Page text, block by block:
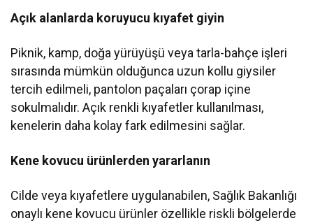
Açık alanlarda koruyucu kıyafet giyin
Piknik, kamp, doğa yürüyüşü veya tarla-bahçe işleri
sırasında mümkün olduğunca uzun kollu giysiler
tercih edilmeli, pantolon paçaları çorap içine
sokulmalıdır. Açık renkli kıyafetler kullanılması,
kenelerin daha kolay fark edilmesini sağlar.
Kene kovucu ürünlerden yararlanın
Cilde veya kıyafetlere uygulanabilen, Sağlık Bakanlığı
onaylı kene kovucu ürünler özellikle riskli bölgelerde